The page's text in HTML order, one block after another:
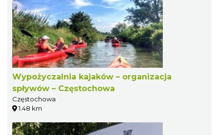
Wypożyczalnia kajaków – organizacja
spływów – Częstochowa
Częstochowa
1.48 km